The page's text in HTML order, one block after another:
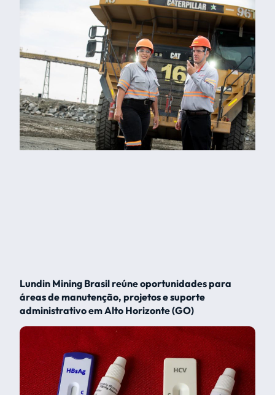
Lundin Mining Brasil reúne oportunidades para
áreas de manutenção, projetos e suporte
administrativo em Alto Horizonte (GO)